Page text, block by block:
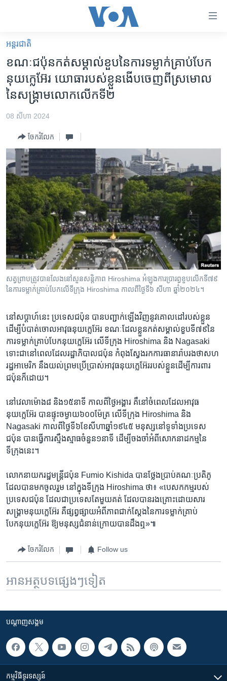
គេហទំព័រ​
ទាក់ទង
និង​
ចូល​
ទំព័រ​
រំលង​
និង​
ចូល​
ទៅ​
ទំព័រ​
រចនា
សម្ព័ន្ធ​
រំលង​
និង​
ចូល​
ទៅ​
ទំព័រ​
ស្វែង​
រក
អាមេរិក
ព្រឹត្តិការណ៍ព័ត៌មាន
ទូរទស្សន៍ / វីដេអូ​
វិទ្យុ / ផតខាសថ៍
កម្មវិធីទាំងអស់
Khmer English
បណ្តាញ​សង្គម
ភាសា
អន្តរជាតិ
ខណៈ​ជប៉ុន​កត់សម្គាល់​ខួប​នៃ​ការទម្លាក់​គ្រាប់បែក​
នុយក្លេអ៊ែរ​ យោធា​របស់ខ្លួន​ងើបចេញ​ពី​ស្រមោល​
នៃ​សង្គ្រាម​លោកលើកទី២
08 សីហា 2024
ចែករំលែក
សត្វព្រាប​ត្រូវបាន​លែង​នៅ​សួន​សន្តិភាព​ Hiroshima អំឡុងការប្រារព្ធខួប​លើកទី​៧៩​
នៃ​ការទម្លាក់គ្រាប់បែក​លើទីក្រុង Hiroshima កាលពីថ្ងៃទី​៦ សីហា ឆ្នាំ២០២៤។
នៅសប្តាហ៍​នេះ ​ប្រទេស​ជប៉ុន ​បាន​បញ្ជាក់​ឡើងវិញ​នូវ​គោលដៅ​របស់​ខ្លួន ​
ដើម្បី​បំបាត់ចោល​អាវុធ​នុយក្លេអ៊ែរ​ ខណៈដែល​ខ្លួន​កត់សម្គាល់​ខួប​ទី​៧៩​នៃ​
ការទម្លាក់​គ្រាប់បែក​នុយក្លេអ៊ែរ​ លើ​ទីក្រុង Hiroshima ​និង​ Nagasaki ​
ទោះជា​នៅពេលដែល​រដ្ឋាភិបាល​ជប៉ុន ​កំពុង​ស្វែងរក​ការធានារ៉ាបរង​ថា​សហ
រដ្ឋ​អាមេរិក ​នឹង​យល់ព្រម​ប្រើប្រាស់​អាវុធ​នុយក្លេអ៊ែររបស់ខ្លួន​ដើម្បី​ការពារ​
ជប៉ុន​ក៏ដោយ។
នៅវេលាម៉ោង​៨ ​និង​១៥នាទី ​កាលពី​ថ្ងៃអង្គារ ​គឺនៅ​ចំពេល​ដែល​អាវុធ​
នុយក្លេអ៊ែរ​ បានផ្ទុះ​ចម្ងាយ​៦០០​ម៉ែត្រ​ លើ​ទីក្រុង Hiroshima និង​
Nagasaki ​កាលពី​ថ្ងៃទី​៦​ខែសីហា​ឆ្នាំ១៩៤៥ ​មនុស្ស​នៅ​ទូទាំង​ប្រទេស​
ជប៉ុន ​បានធ្វើការ​ស្មឹងស្មាធ​ចំនួន​១នាទី ​ដើម្បី​ចងចាំ​អំពី​សោកនាដកម្ម​នៃ​
ទីក្រុង​នេះ។
លោក​នាយក​រដ្ឋមន្ត្រី​ជប៉ុន Fumio Kishida ​បាន​ថ្លែងប្រាប់​គណៈ​ប្រតិភូ​
ដែលបាន​មក​ចូលរួម​ នៅក្នុង​ទីក្រុង Hiroshima ​ថា៖​ «បេសកកម្ម​របស់​
ប្រទេស​ជប៉ុន ​ដែលជា​ប្រទេស​តែមួយ​គត់ ​ដែល​បាន​រងគ្រោះ​ដោយសារ​
សង្គ្រាម​នុយក្លេអ៊ែរ​ គឺ​ផ្សព្វផ្សាយ​អំពី​ភាពជាក់ស្តែង​នៃ​ការទម្លាក់​គ្រាប់
បែកនុយក្លេអ៊ែរ​ ឱ្យ​មនុស្ស​ជំនាន់​ក្រោយ​បាន​ដឹង​ឮ‍»៕
ចែករំលែក Follow us
អានអត្ថបទផ្សេងៗទៀត
បណ្តាញ​សង្គម
កម្មវិធី​ទូរទស្សន៍